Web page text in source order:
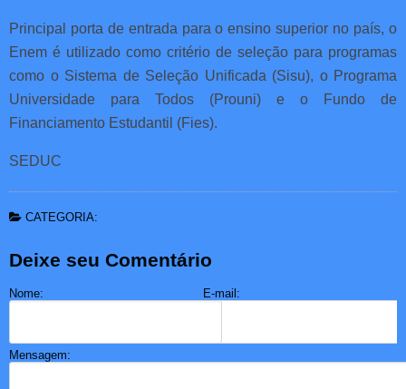
Principal porta de entrada para o ensino superior no país, o
Enem é utilizado como critério de seleção para programas
como o Sistema de Seleção Unificada (Sisu), o Programa
Universidade para Todos (Prouni) e o Fundo de
Financiamento Estudantil (Fies).
SEDUC
CATEGORIA:
Deixe seu Comentário
Nome: E-mail:
Mensagem: